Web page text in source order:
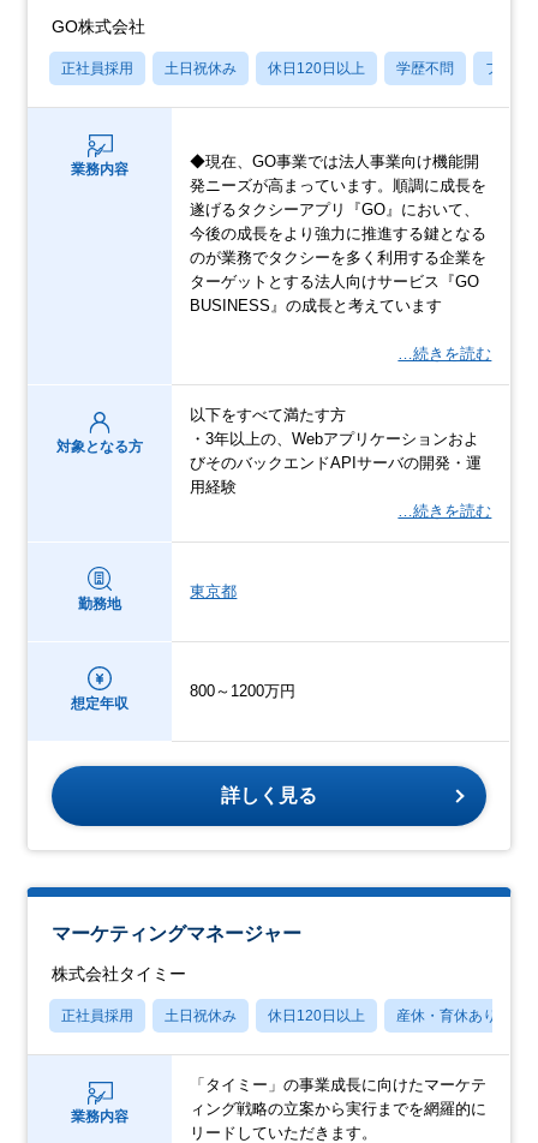
GO株式会社
正社員採用 土日祝休み 休日120日以上 学歴不問 フレッ
業務内容
◆現在、GO事業では法人事業向け機能開
発ニーズが高まっています。順調に成長を
遂げるタクシーアプリ『GO』において、
今後の成長をより強力に推進する鍵となる
のが業務でタクシーを多く利用する企業を
ターゲットとする法人向けサービス『GO
BUSINESS』の成長と考えています
…続きを読む
対象となる方
以下をすべて満たす方
・3年以上の、Webアプリケーションおよ
びそのバックエンドAPIサーバの開発・運
用経験
…続きを読む
勤務地
東京都
想定年収
800～1200万円
詳しく見る
マーケティングマネージャー
株式会社タイミー
正社員採用 土日祝休み 休日120日以上 産休・育休あり
業務内容
「タイミー」の事業成長に向けたマーケテ
ィング戦略の立案から実行までを網羅的に
リードしていただきます。